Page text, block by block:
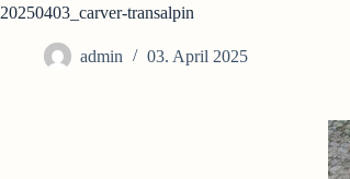
20250403_carver-transalpin
admin 03. April 2025